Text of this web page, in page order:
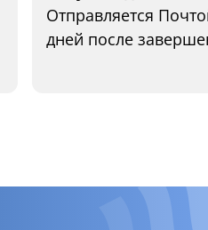
Отправляется
дней после